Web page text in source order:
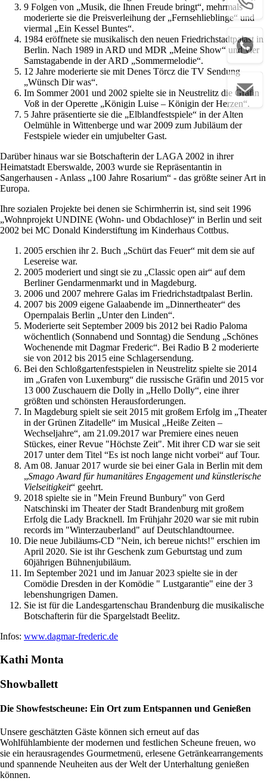
9 Folgen von „Musik, die Ihnen Freude bringt“, mehrmals
moderierte sie die Preisverleihung der „Fernsehlieblinge“ und
viermal „Ein Kessel Buntes“.
1984 eröffnete sie musikalisch den neuen Friedrichstadtpalast in
Berlin. Nach 1989 in ARD und MDR „Meine Show“ und vier
Samstagabende in der ARD „Sommermelodie“.
12 Jahre moderierte sie mit Denes Törcz die TV Sendung
„Wünsch Dir was“.
Im Sommer 2001 und 2002 spielte sie in Neustrelitz die Gräfin
Voß in der Operette „Königin Luise – Königin der Herzen“.
5 Jahre präsentierte sie die „Elblandfestspiele“ in der Alten
Oelmühle in Wittenberge und war 2009 zum Jubiläum der
Festspiele wieder ein umjubelter Gast.
Darüber hinaus war sie Botschafterin der LAGA 2002 in ihrer
Heimatstadt Eberswalde, 2003 wurde sie Repräsentantin in
Sangerhausen - Anlass „100 Jahre Rosarium“ - das größte seiner Art in
Europa.
Ihre sozialen Projekte bei denen sie Schirmherrin ist, sind seit 1996
„Wohnprojekt UNDINE (Wohn- und Obdachlose)“ in Berlin und seit
2002 bei MC Donald Kinderstiftung im Kinderhaus Cottbus.
2005 erschien ihr 2. Buch „Schürt das Feuer“ mit dem sie auf
Lesereise war.
2005 moderiert und singt sie zu „Classic open air“ auf dem
Berliner Gendarmenmarkt und in Magdeburg.
2006 und 2007 mehrere Galas im Friedrichstadtpalast Berlin.
2007 bis 2009 eigene Galaabende im „Dinnertheater“ des
Opernpalais Berlin „Unter den Linden“.
Moderierte seit September 2009 bis 2012 bei Radio Paloma
wöchentlich (Sonnabend und Sonntag) die Sendung „Schönes
Wochenende mit Dagmar Frederic“. Bei Radio B 2 moderierte
sie von 2012 bis 2015 eine Schlagersendung.
Bei den Schloßgartenfestspielen in Neustrelitz spielte sie 2014
im „Grafen von Luxemburg“ die russische Gräfin und 2015 vor
13 000 Zuschauern die Dolly in „Hello Dolly“, eine ihrer
größten und schönsten Herausforderungen.
In Magdeburg spielt sie seit 2015 mit großem Erfolg im „Theater
in der Grünen Zitadelle“ im Musical „Heiße Zeiten –
Wechseljahre“, am 21.09.2017 war Premiere eines neuen
Stückes, einer Revue "Höchste Zeit". Mit ihrer CD war sie seit
2017 unter dem Titel “Es ist noch lange nicht vorbei“ auf Tour.
Am 08. Januar 2017 wurde sie bei einer Gala in Berlin mit dem
„Smago Award für humanitäres Engagement und künstlerische
Vielseitigkeit“ geehrt.
2018 spielte sie in "Mein Freund Bunbury" von Gerd
Natschinski im Theater der Stadt Brandenburg mit großem
Erfolg die Lady Bracknell. Im Frühjahr 2020 war sie mit rubin
records im "Winterzauberland" auf Deutschlandtournee.
Die neue Jubiläums-CD "Nein, ich bereue nichts!" erschien im
April 2020. Sie ist ihr Geschenk zum Geburtstag und zum
60jährigen Bühnenjubiläum.
Im September 2021 und im Januar 2023 spielte sie in der
Comödie Dresden in der Komödie " Lustgarantie" eine der 3
lebenshungrigen Damen.
Sie ist für die Landesgartenschau Brandenburg die musikalische
Botschafterin für die Spargelstadt Beelitz.
Infos: www.dagmar-frederic.de
Kathi Monta
Showballett
Die Showfestscheune: Ein Ort zum Entspannen und Genießen
Unsere geschätzten Gäste können sich erneut auf das
Wohlfühlambiente der modernen und festlichen Scheune freuen, wo
sie ein herausragendes Gourmetmenü, erlesene Getränkearrangements
und spannende Neuheiten aus der Welt der Unterhaltung genießen
können.